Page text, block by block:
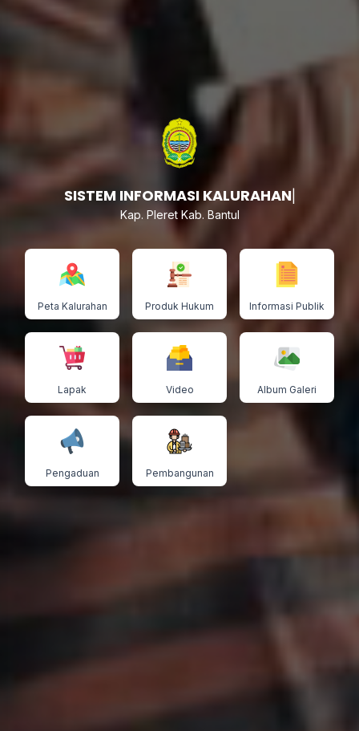
SISTEM IN|
Kap. Pleret Kab. Bantul
Peta Kalurahan Produk Hukum Informasi Publik
Lapak Video Album Galeri
Pengaduan Pembangunan